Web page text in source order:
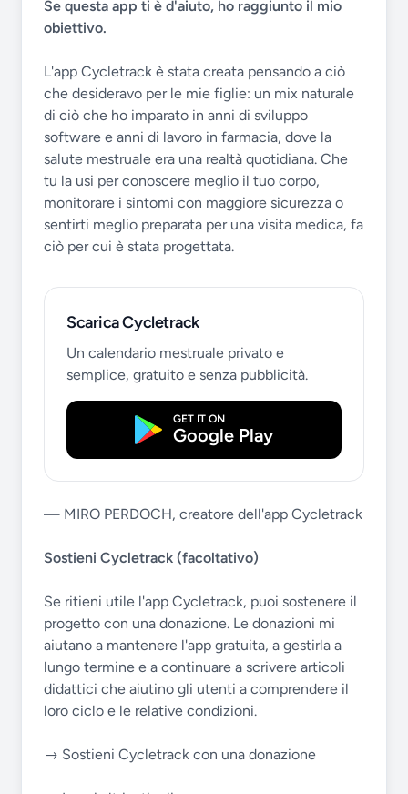
Se questa app ti è d'aiuto, ho raggiunto il mio
obiettivo.
L'app Cycletrack è stata creata pensando a ciò
che desideravo per le mie figlie: un mix naturale
di ciò che ho imparato in anni di sviluppo
software e anni di lavoro in farmacia, dove la
salute mestruale era una realtà quotidiana. Che
tu la usi per conoscere meglio il tuo corpo,
monitorare i sintomi con maggiore sicurezza o
sentirti meglio preparata per una visita medica, fa
ciò per cui è stata progettata.
Scarica Cycletrack
Un calendario mestruale privato e
semplice, gratuito e senza pubblicità.
GET IT ON
Google Play
— MIRO PERDOCH, creatore dell'app Cycletrack
Sostieni Cycletrack (facoltativo)
Se ritieni utile l'app Cycletrack, puoi sostenere il
progetto con una donazione. Le donazioni mi
aiutano a mantenere l'app gratuita, a gestirla a
lungo termine e a continuare a scrivere articoli
didattici che aiutino gli utenti a comprendere il
loro ciclo e le relative condizioni.
→ Sostieni Cycletrack con una donazione